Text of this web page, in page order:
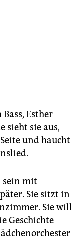
Esther
sieht sie aus,
und haucht
sein mit
Sie sitzt in
Sie will
Geschichte